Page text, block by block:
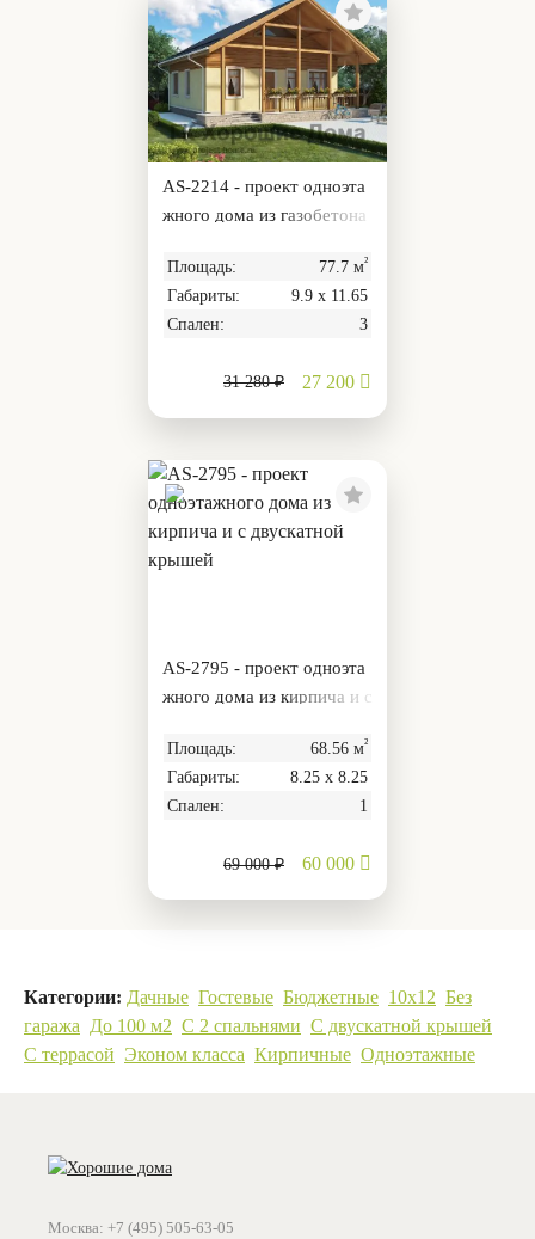
AS-2214 - проект одноэта
жного дома из газобетона
Площадь: 77.7 м²
Габариты:
9.9 х 11.65
Спален:
3
31 280 ₽ 27 200
AS-2795 - проект одноэта
жного дома из кирпича и с
Площадь: 68.56 м²
Габариты:
8.25 х 8.25
Спален:
1
69 000 ₽ 60 000
Категории: Дачные Гостевые Бюджетные 10х12 Без
гаража До 100 м2 С 2 спальнями С двускатной крышей
С террасой Эконом класса Кирпичные Одноэтажные
Москва: +7 (495) 505-63-05